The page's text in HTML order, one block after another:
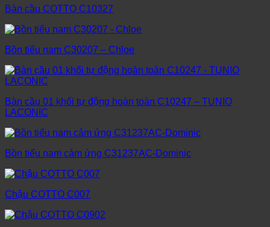
Bàn cầu COTTO C10327
Bồn tiểu nam C30207 – Chloe
Bàn cầu 01 khối tự động hoàn toàn C10247 – TUNIO
LACONIC
Bồn tiểu nam cảm ứng C31237AC-Dominic
Chậu COTTO C007